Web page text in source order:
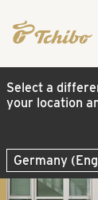
Select a
your location